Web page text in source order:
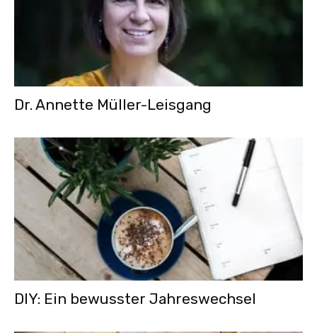
Dr. Annette Müller-Leisgang
DIY: Ein bewusster Jahreswechsel